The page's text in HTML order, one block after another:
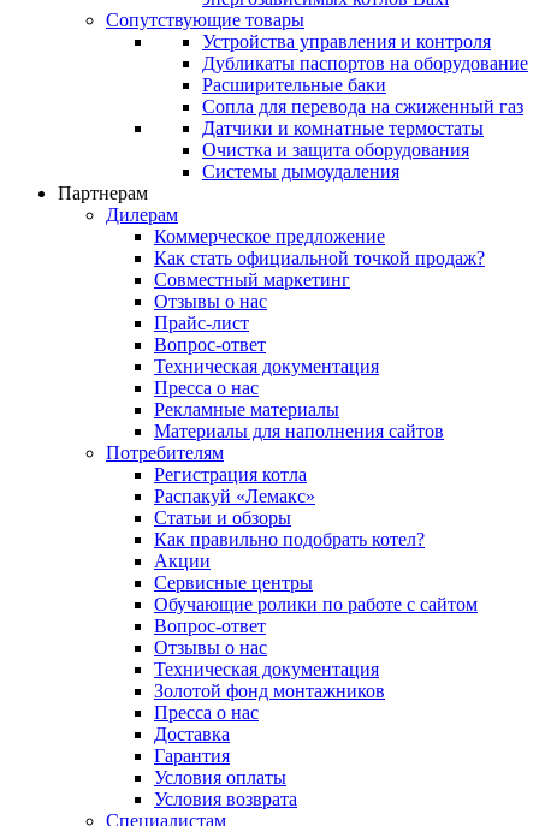
Сопутствующие товары
Устройства управления и контроля
Дубликаты паспортов на оборудование
Расширительные баки
Сопла для перевода на сжиженный газ
Датчики и комнатные термостаты
Очистка и защита оборудования
Системы дымоудаления
Партнерам
Дилерам
Коммерческое предложение
Как стать официальной точкой продаж?
Совместный маркетинг
Отзывы о нас
Прайс-лист
Вопрос-ответ
Техническая документация
Пресса о нас
Рекламные материалы
Материалы для наполнения сайтов
Потребителям
Регистрация котла
Распакуй «Лемакс»
Статьи и обзоры
Как правильно подобрать котел?
Акции
Сервисные центры
Обучающие ролики по работе с сайтом
Вопрос-ответ
Отзывы о нас
Техническая документация
Золотой фонд монтажников
Пресса о нас
Доставка
Гарантия
Условия оплаты
Условия возврата
Специалистам